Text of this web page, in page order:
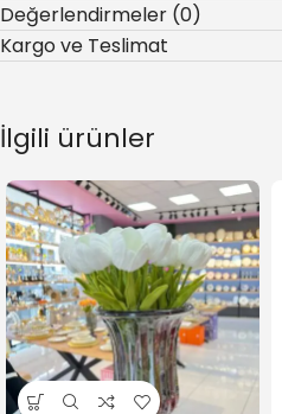
Değerlendirmeler (0)
Kargo ve Teslimat
İlgili ürünler